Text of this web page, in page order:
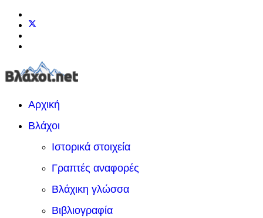
Αρχική
Βλάχοι
Ιστορικά στοιχεία
Γραπτές αναφορές
Βλάχικη γλώσσα
Βιβλιογραφία